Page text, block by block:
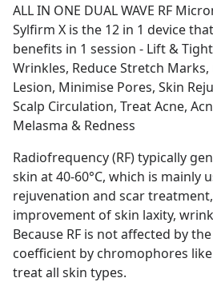
ALL IN ONE DUAL WAVE RF
Sylfirm X is the 12 in 1 device
benefits in 1 session - Lift &
Wrinkles, Reduce Stretch
Lesion, Minimise Pores, Skin
Scalp Circulation, Treat Acne,
Melasma & Redness
Radiofrequency (RF) typically
skin at 40-60°C, which is mainly
rejuvenation and scar
improvement of skin laxity,
Because RF is not affected by
coefficient by chromophores
treat all skin types.